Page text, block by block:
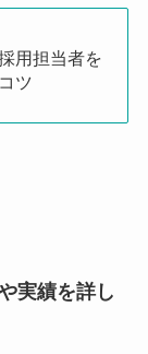
用担当者を
ツ
実績を詳し